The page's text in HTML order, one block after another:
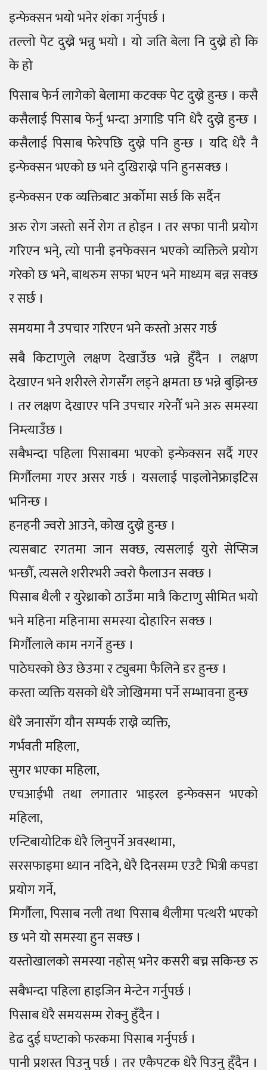
इन्फेक्सन भयो भनेर शंका गर्नुपर्छ ।
तल्लो पेट दुख्ने भन्नु भयो । यो जति बेला नि दुख्ने हो कि
के हो
पिसाब फेर्न लागेको बेलामा कटक्क पेट दुख्ने हुन्छ । कसै
कसैलाई पिसाब फेर्नु भन्दा अगाडि पनि धेरै दुख्ने हुन्छ ।
कसैलाई पिसाब फेरेपछि दुख्ने पनि हुन्छ । यदि धेरै नै
इन्फेक्सन भएको छ भने दुखिराख्ने पनि हुनसक्छ ।
इन्फेक्सन एक व्यक्तिबाट अर्कोमा सर्छ कि सर्दैन
अरु रोग जस्तो सर्ने रोग त होइन । तर सफा पानी प्रयोग
गरिएन भने्, त्यो पानी इनफेक्सन भएको व्यक्तिले प्रयोग
गरेको छ भने, बाथरुम सफा भएन भने माध्यम बन्न सक्छ
र सर्छ ।
समयमा नै उपचार गरिएन भने कस्तो असर गर्छ
सबै किटाणुले लक्षण देखाउँछ भन्ने हुँदैन । लक्षण
देखाएन भने शरीरले रोगसँग लड्ने क्षमता छ भन्ने बुझिन्छ
। तर लक्षण देखाएर पनि उपचार गरेनौँ भने अरु समस्या
निम्त्याउँछ ।
सबैभन्दा पहिला पिसाबमा भएको इन्फेक्सन सर्दै गएर
मिर्गौलमा गएर असर गर्छ । यसलाई पाइलोनेफ्राइटिस
भनिन्छ ।
हनहनी ज्वरो आउने, कोख दुख्ने हुन्छ ।
त्यसबाट रगतमा जान सक्छ, त्यसलाई युरो सेप्सिज
भन्छौँ, त्यसले शरीरभरी ज्वरो फैलाउन सक्छ ।
पिसाब थैली र युरेथ्राको ठाउँमा मात्रै किटाणु सीमित भयो
भने महिना महिनामा समस्या दोहारिन सक्छ ।
मिर्गौलाले काम नगर्ने हुन्छ ।
पाठेघरको छेउ छेउमा र ट्युबमा फैलिने डर हुन्छ ।
कस्ता व्यक्ति यसको धेरै जोखिममा पर्ने सम्भावना हुन्छ
धेरै जनासँग यौन सम्पर्क राख्ने व्यक्ति,
गर्भवती महिला,
सुगर भएका महिला,
एचआईभी तथा लगातार भाइरल इन्फेक्सन भएको
महिला,
एन्टिबायोटिक धेरै लिनुपर्ने अवस्थामा,
सरसफाइमा ध्यान नदिने, धेरै दिनसम्म एउटै भित्री कपडा
प्रयोग गर्ने,
मिर्गौला, पिसाब नली तथा पिसाब थैलीमा पत्थरी भएको
छ भने यो समस्या हुन सक्छ ।
यस्तोखालको समस्या नहोस् भनेर कसरी बच्न सकिन्छ रु
सबैभन्दा पहिला हाइजिन मेन्टेन गर्नुपर्छ ।
पिसाब धेरै समयसम्म रोक्नु हुँदैन ।
डेढ दुई घण्टाको फरकमा पिसाब गर्नुपर्छ ।
पानी प्रशस्त पिउनु पर्छ । तर एकैपटक धेरै पिउनु हुँदैन ।